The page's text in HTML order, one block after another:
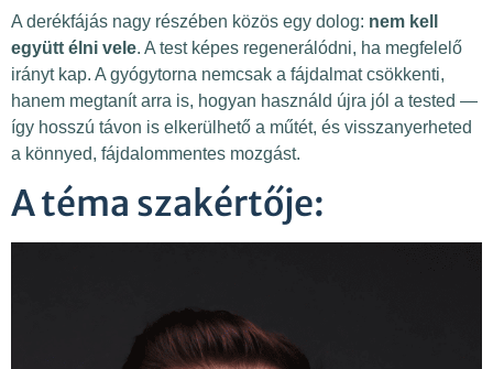
A derékfájás nagy részében közös egy dolog: nem kell
együtt élni vele. A test képes regenerálódni, ha megfelelő
irányt kap. A gyógytorna nemcsak a fájdalmat csökkenti,
hanem megtanít arra is, hogyan használd újra jól a tested —
így hosszú távon is elkerülhető a műtét, és visszanyerheted
a könnyed, fájdalommentes mozgást.
A téma szakértője: